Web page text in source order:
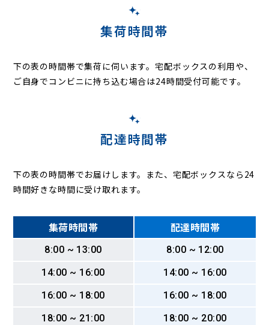
集荷時間帯
下の表の時間帯で集荷に伺います。宅配ボックスの利用や、
ご自身でコンビニに持ち込む場合は24時間受付可能です。
配達時間帯
下の表の時間帯でお届けします。また、宅配ボックスなら24
時間好きな時間に受け取れます。
集荷時間帯 配達時間帯
8:00 ~ 13:00
8:00 ~ 12:00
14:00 ~ 16:00
14:00 ~ 16:00
16:00 ~ 18:00
16:00 ~ 18:00
18:00 ~ 21:00
18:00 ~ 20:00